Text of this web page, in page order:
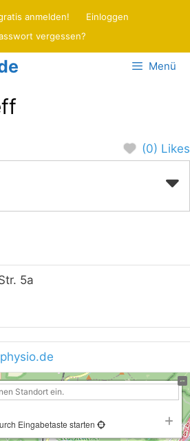
anmelden!
Einloggen
vergessen?
Menü
(0) Likes
5a
Eingabetaste starten